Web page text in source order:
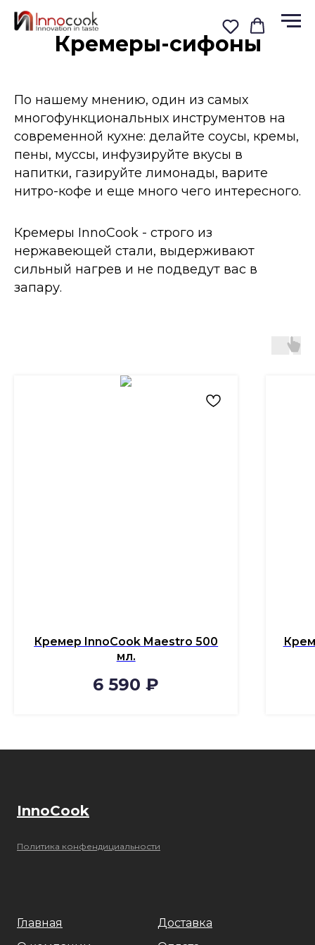
Кремеры-сифоны
По нашему мнению, один из самых
многофункциональных инструментов на
современной кухне: делайте соусы, кремы,
пены, муссы, инфузируйте вкусы в
напитки, газируйте лимонады, варите
нитро-кофе и еще много чего интересного.
Кремеры InnoCook - строго из
нержавеющей стали, выдерживают
сильный нагрев и не подведут вас в
запару.
Кремер InnoCook Maestro 500
мл.
6 590 ₽
InnoCook
Политика конфендициальности
Главная
Доставка